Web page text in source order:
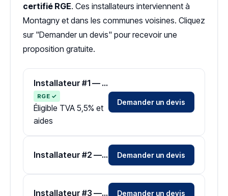
certifié RGE. Ces installateurs interviennent à
Montagny et dans les communes voisines. Cliquez
sur "Demander un devis" pour recevoir une
proposition gratuite.
Installateur #1 — Zone Loire
RGE ✓
Éligible TVA 5,5% et
aides
Demander un devis
Installateur #2 — Zone Loire Demander un devis
Installateur #3 — Zone Loire Demander un devis